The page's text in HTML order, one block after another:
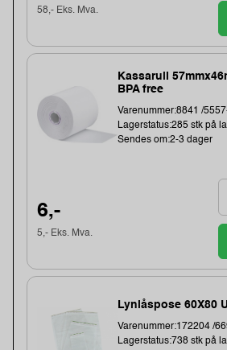
58,- Eks. Mva.
Kassarull
BPA free
Varenummer:8841 /
Lagerstatus:285 stk på
Sendes om:2-3 dager
6,-
5,- Eks. Mva.
Lynlåspose 60X80
Varenummer:172204 /
Lagerstatus:738 stk på